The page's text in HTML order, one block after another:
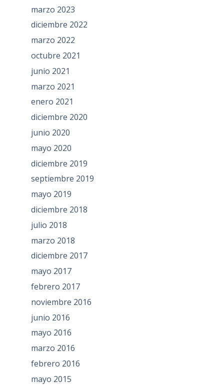
marzo 2023
diciembre 2022
marzo 2022
octubre 2021
junio 2021
marzo 2021
enero 2021
diciembre 2020
junio 2020
mayo 2020
diciembre 2019
septiembre 2019
mayo 2019
diciembre 2018
julio 2018
marzo 2018
diciembre 2017
mayo 2017
febrero 2017
noviembre 2016
junio 2016
mayo 2016
marzo 2016
febrero 2016
mayo 2015